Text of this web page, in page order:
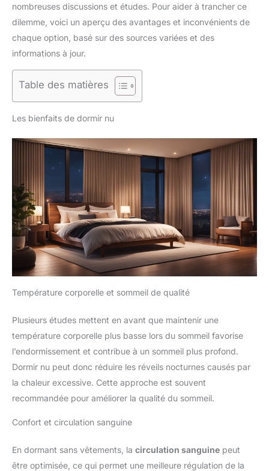
nombreuses discussions et études. Pour aider à trancher ce
dilemme, voici un aperçu des avantages et inconvénients de
chaque option, basé sur des sources variées et des
informations à jour.
Table des matières
Les bienfaits de dormir nu
Température corporelle et sommeil de qualité
Plusieurs études mettent en avant que maintenir une
température corporelle plus basse lors du sommeil favorise
l’endormissement et contribue à un sommeil plus profond.
Dormir nu peut donc réduire les réveils nocturnes causés par
la chaleur excessive. Cette approche est souvent
recommandée pour améliorer la qualité du sommeil.
Confort et circulation sanguine
En dormant sans vêtements, la circulation sanguine peut
être optimisée, ce qui permet une meilleure régulation de la